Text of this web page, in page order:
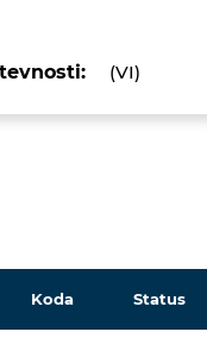
(VI)
Koda Status